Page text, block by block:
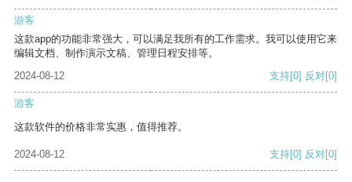
游客
这款app的功能非常强大，可以满足我所有的工作需求。我可以使用它来
编辑文档、制作演示文稿、管理日程安排等。
2024-08-12
支持[0] 反对[0]
游客
这款软件的价格非常实惠，值得推荐。
2024-08-12 支持[0] 反对[0]